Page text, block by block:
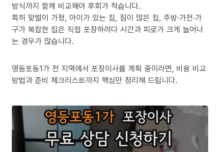
방식까지 함께 비교해야 후회가 적습니다.
특히 맞벌이 가정, 아이가 있는 집, 짐이 많은 집, 주방·가전·가
구가 복잡한 집은 직접 포장하려다 시간과 피로가 크게 늘어나
는 경우가 많습니다.
영등포동1가 전 지역에서 포장이사를 계획 중이라면, 비용 비교
방법과 준비 체크리스트까지 핵심만 정리해 드립니다.